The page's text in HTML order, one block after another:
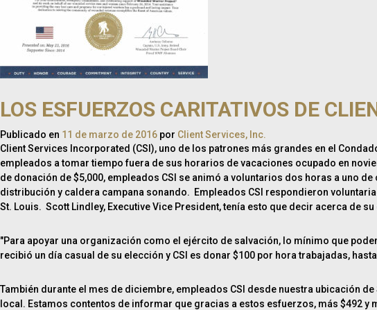
LOS ESFUERZOS CARITATIVOS DE
Publicado en 11 de marzo de 2016 por Client Services, Inc.
Client Services Incorporated (CSI), uno de los patrones más grandes en el
empleados a tomar tiempo fuera de sus horarios de vacaciones ocupado en
de donación de $5,000, empleados CSI se animó a voluntarios dos horas a uno
distribución y caldera campana sonando. Empleados CSI respondieron
St. Louis. Scott Lindley, Executive Vice President, tenía esto que decir acerca de
"Para apoyar una organización como el ejército de salvación, lo mínimo que
recibió un día casual de su elección y CSI es donar $100 por hora trabajadas,
También durante el mes de diciembre, empleados CSI desde nuestra ubicación
local. Estamos contentos de informar que gracias a estos esfuerzos, más $492